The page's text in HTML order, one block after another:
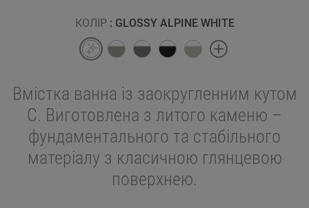
КОЛІР : GLOSSY ALPINE WHITE
Вмістка ванна із заокругленним кутом
С. Виготовлена з литого каменю –
фундаментального та стабільного
матеріалу з класичною глянцевою
поверхнею.